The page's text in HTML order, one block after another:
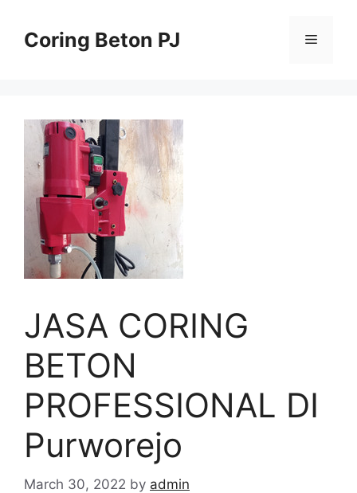
contentCoring Beton PJ Menu
JASA CORING
BETON
PROFESSIONAL DI
Purworejo
March 30, 2022 by admin